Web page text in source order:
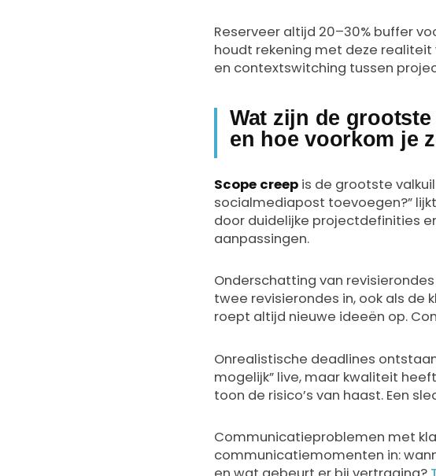
Reserveer altijd 20–30% buffer
houdt rekening met deze realiteit
en contextswitching tussen
Wat zijn de
en hoe voorkom je
Scope creep is de grootste
socialmediapost toevoegen?”
door duidelijke projectdefinities
aanpassingen.
Onderschatting van
twee revisierondes in, ook als de
roept altijd nieuwe ideeën op.
Onrealistische deadlines
mogelijk” live, maar kwaliteit
toon de risico’s van haast. Een
Communicatieproblemen met
communicatiemomenten in: